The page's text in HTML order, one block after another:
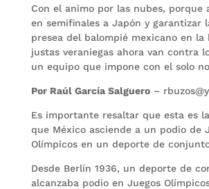
Con el animo por las nubes, porque
en semifinales a Japón y garantizar
presea del balompié mexicano en la
justas veraniegas ahora van contra
un equipo que impone con el solo
Por Raúl García Salguero–
Es importante resaltar que esta es
que México asciende a un podio de
Olímpicos en un deporte de
Desde Berlín 1936, un deporte de
alcanzaba podio en Juegos